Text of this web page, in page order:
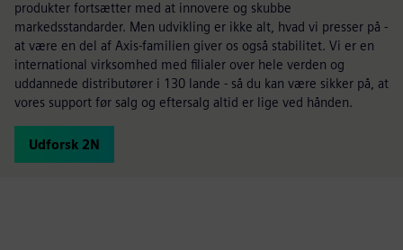
produkter fortsætter med at innovere og skubbe
markedsstandarder. Men udvikling er ikke alt, hvad vi presser på -
at være en del af Axis-familien giver os også stabilitet. Vi er en
international virksomhed med filialer over hele verden og
uddannede distributører i 130 lande - så du kan være sikker på, at
vores support før salg og eftersalg altid er lige ved hånden.
Udforsk 2N